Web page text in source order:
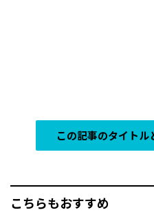
この記事のタイトル
こちらもおすすめ